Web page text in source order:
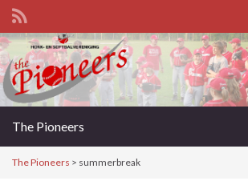
Search for:
The Pioneers
The Pioneers > summerbreak